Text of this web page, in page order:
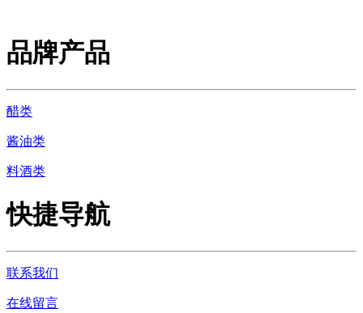
品牌产品
醋类
酱油类
料酒类
快捷导航
联系我们
在线留言